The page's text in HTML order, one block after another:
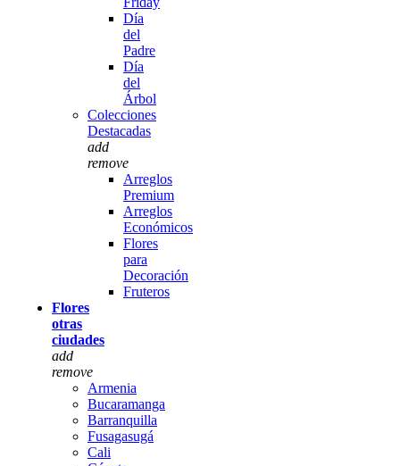
Día
del
Padre
Día
del
Árbol
Colecciones
Destacadas
add
remove
Arreglos
Premium
Arreglos
Económicos
Flores
para
Decoración
Fruteros
Flores
otras
ciudades
add
remove
Armenia
Bucaramanga
Barranquilla
Fusagasugá
Cali